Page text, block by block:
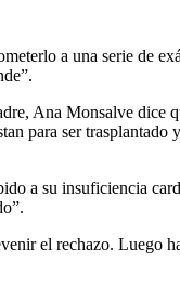
a una serie de
Ana Monsalve dice
para ser
a su insuficiencia
el rechazo. Luego